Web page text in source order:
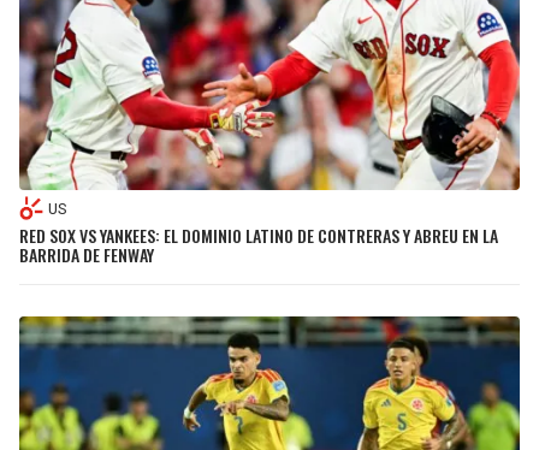
US
RED SOX VS YANKEES: EL DOMINIO LATINO DE CONTRERAS Y ABREU EN LA
BARRIDA DE FENWAY